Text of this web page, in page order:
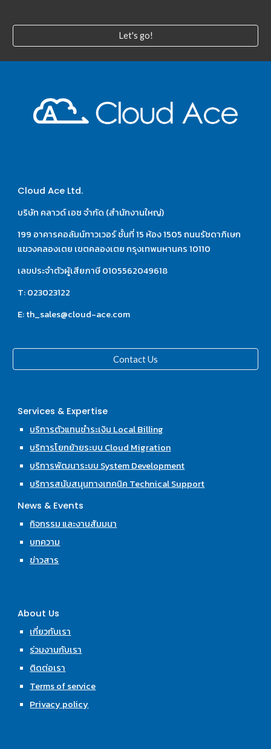
Let's go!
Cloud Ace Ltd.
บริษัท คลาวด์ เอซ จำกัด (สำนักงานใหญ่)
199 อาคารคอลัมน์ทาวเวอร์ ชั้นที่ 15 ห้อง 1505 ถนนรัชดาภิเษก
แขวงคลองเตย เขตคลองเตย กรุงเทพมหานคร 10110
เลขประจำตัวผู้เสียภาษี 0105562049618
T: 023023122
E: th_sales@cloud-ace.com
Contact Us
Services & Expertise
บริการตัวแทนชำระเงิน Local Billing
บริการโยกย้ายระบบ Cloud Migration
บริการพัฒนาระบบ System Development
บริการสนับสนุนทางเทคนิค Technical Support
News & Events
กิจกรรม และงานสัมมนา
บทความ
ข่าวสาร
About Us
เกี่ยวกับเรา
ร่วมงานกับเรา
ติดต่อเรา
Terms of service
Privacy policy